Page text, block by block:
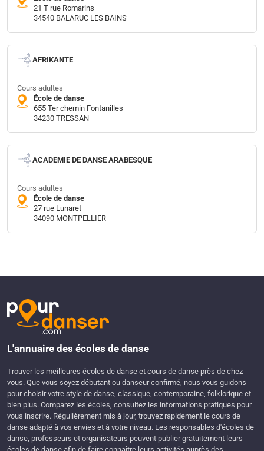
21 T rue Romarins
34540 BALARUC LES BAINS
AFRIKANTE
Cours adultes
École de danse
655 Ter chemin Fontanilles
34230 TRESSAN
ACADEMIE DE DANSE ARABESQUE
Cours adultes
École de danse
27 rue Lunaret
34090 MONTPELLIER
L'annuaire des écoles de danse
Trouver les meilleures écoles de danse et cours de danse près de chez
vous. Que vous soyez débutant ou danseur confirmé, nous vous guidons
pour choisir votre style de danse, classique, contemporaine, folklorique et
bien plus. Comparez les écoles, consultez les informations pratiques pour
vous inscrire. Régulièrement mis à jour, trouvez rapidement le cours de
danse adapté à vos envies et à votre niveau. Les responsables d'écoles de
danse, professeurs et organisateurs peuvent publier gratuitement leurs